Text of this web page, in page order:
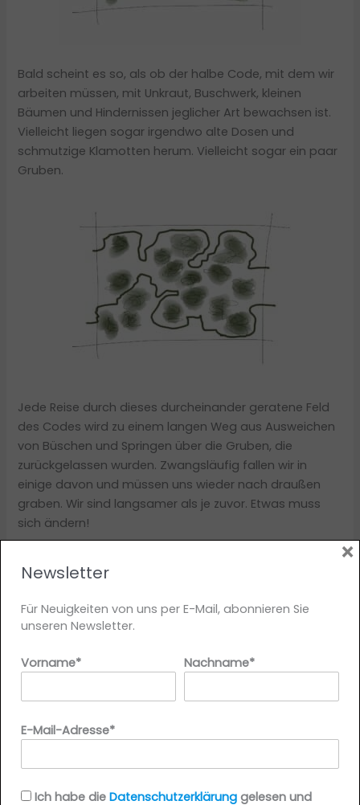
Bald scheint es so, als ob der halbe Code, mit dem wir
arbeiten müssen, mit Unkraut, Buschwerk, kleinen
Bäumen und Hindernissen jeglicher Art bewachsen ist.
Vielleicht liegen sogar irgendwo alte Dosen und
schmutzige Klamotten herum. Vielleicht sogar ein paar
Gruben.
Jede Reise durch dieses durcheinander geratene Feld
des Codes wird zu einem langen Weg aus Ausweichen
von Büschen und Springen über die Gruben, die
zurückgelassen wurden. Zwangsläufig fallen wir in
einige davon und müssen uns wieder nach draußen
graben. Wir sind langsamer als je zuvor. Etwas muss
sich ändern!
schnelles Mähen des Feldes alles wieder gut machen
Newsletter
Für Neuigkeiten von uns per E-Mail, abonnieren Sie
unseren Newsletter.
Vorname* Nachname*
E-Mail-Adresse*
Ich habe die Datenschutzerklärung gelesen und
×